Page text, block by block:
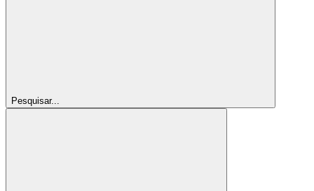
Pesquisar...